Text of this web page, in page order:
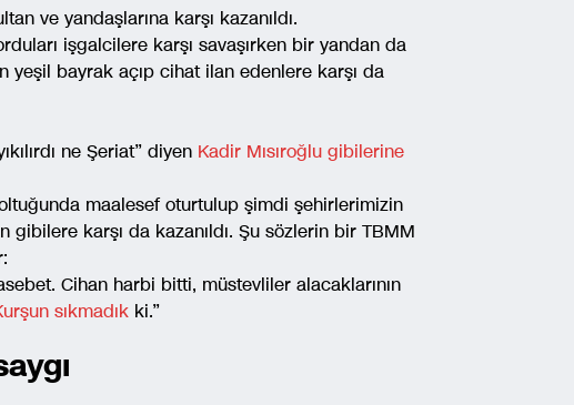
ve yandaşlarına karşı kazanıldı.
işgalcilere karşı savaşırken bir yandan da
yeşil bayrak açıp cihat ilan edenlere karşı da
ne Şeriat” diyen Kadir Mısıroğlu gibilerine
maalesef oturtulup şimdi şehirlerimizin
karşı da kazanıldı. Şu sözlerin bir TBMM
Cihan harbi bitti, müstevliler alacaklarının
sıkmadık ki.”